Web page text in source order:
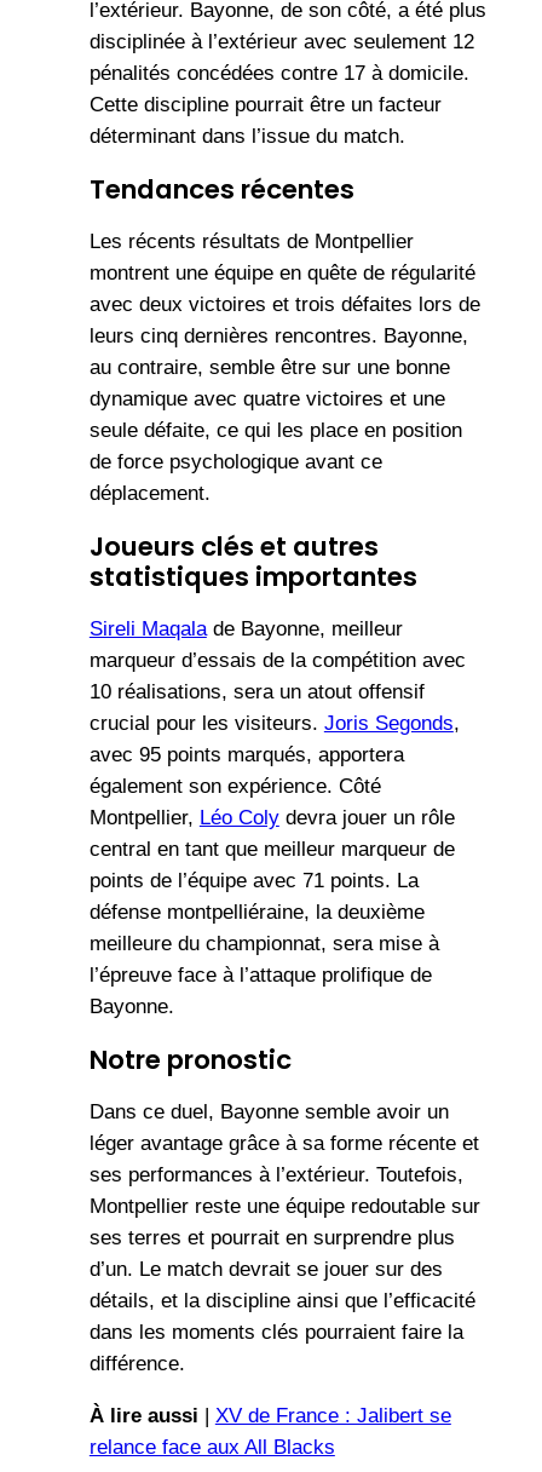
l’extérieur. Bayonne, de son côté, a été plus
disciplinée à l’extérieur avec seulement 12
pénalités concédées contre 17 à domicile.
Cette discipline pourrait être un facteur
déterminant dans l’issue du match.
Tendances récentes
Les récents résultats de Montpellier
montrent une équipe en quête de régularité
avec deux victoires et trois défaites lors de
leurs cinq dernières rencontres. Bayonne,
au contraire, semble être sur une bonne
dynamique avec quatre victoires et une
seule défaite, ce qui les place en position
de force psychologique avant ce
déplacement.
Joueurs clés et autres
statistiques importantes
Sireli Maqalade Bayonne, meilleur
marqueur d’essais de la compétition avec
10 réalisations, sera un atout offensif
crucial pour les visiteurs. Joris Segonds,
avec 95 points marqués, apportera
également son expérience. Côté
Montpellier, Léo Colydevra jouer un rôle
central en tant que meilleur marqueur de
points de l’équipe avec 71 points. La
défense montpelliéraine, la deuxième
meilleure du championnat, sera mise à
l’épreuve face à l’attaque prolifique de
Bayonne.
Notre pronostic
Dans ce duel, Bayonne semble avoir un
léger avantage grâce à sa forme récente et
ses performances à l’extérieur. Toutefois,
Montpellier reste une équipe redoutable sur
ses terres et pourrait en surprendre plus
d’un. Le match devrait se jouer sur des
détails, et la discipline ainsi que l’efficacité
dans les moments clés pourraient faire la
différence.
À lire aussi | XV de France : Jalibert se
relance face aux All Blacks